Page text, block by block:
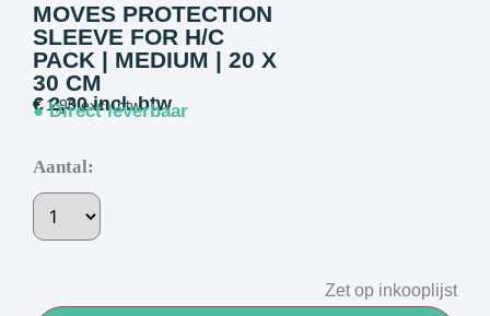
MOVES PROTECTION
SLEEVE FOR H/C
PACK | MEDIUM | 20 X
30 CM
€2,30incl. btw
€1,90excl. btw
● Direct leverbaar
Aantal:
Zet op inkooplijst